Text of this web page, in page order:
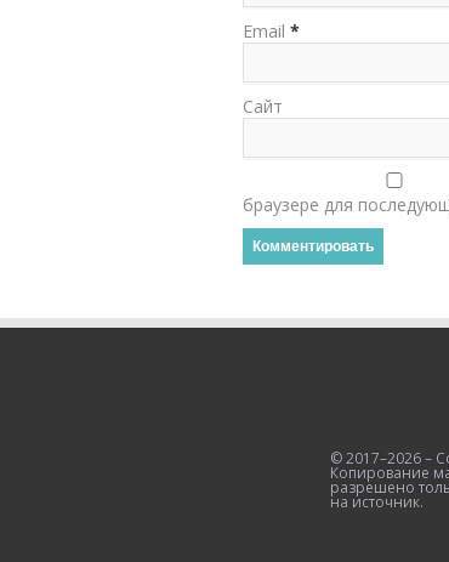
Email *
Сайт
браузере для
© 2017–2026 –
Копирование
разрешено
на источник.